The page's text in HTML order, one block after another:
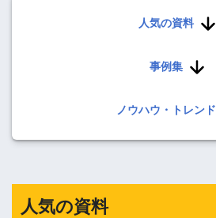
人気の資料
事例集
ノウハウ・トレンド
人気の資料